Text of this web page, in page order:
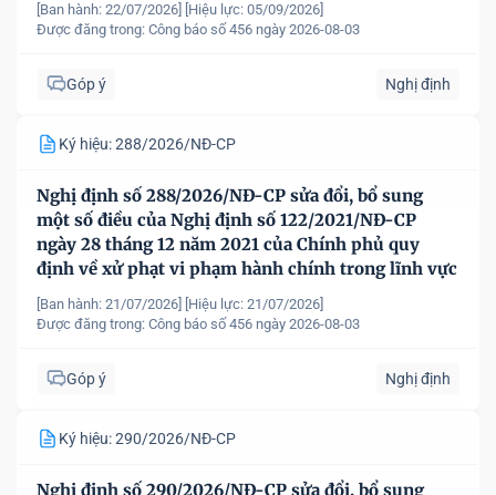
[Ban hành: 22/07/2026]
[Hiệu lực: 05/09/2026]
Được đăng trong: Công báo số 456 ngày 2026-08-03
Góp ý Nghị định
Ký hiệu: 288/2026/NĐ-CP
Nghị định số 288/2026/NĐ-CP sửa đổi, bổ sung
một số điều của Nghị định số 122/2021/NĐ-CP
ngày 28 tháng 12 năm 2021 của Chính phủ quy
định về xử phạt vi phạm hành chính trong lĩnh vực
kế hoạch và đầu tư
[Ban hành: 21/07/2026]
[Hiệu lực: 21/07/2026]
Được đăng trong: Công báo số 456 ngày 2026-08-03
Góp ý Nghị định
Ký hiệu: 290/2026/NĐ-CP
Nghị định số 290/2026/NĐ-CP sửa đổi, bổ sung